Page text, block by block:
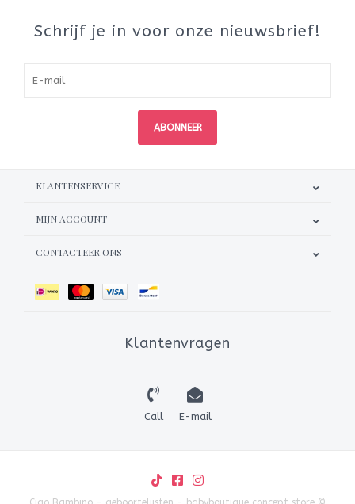
Schrijf je in voor onze nieuwsbrief!
ABONNEER
KLANTENSERVICE
MIJN ACCOUNT
CONTACTEER ONS
Klantenvragen
Call E-mail